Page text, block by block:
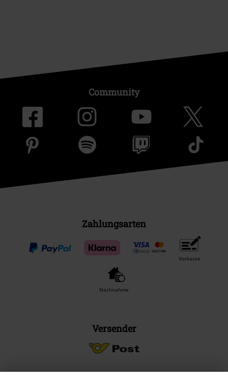
Community
Zahlungsarten
Vorkasse
Nachnahme
Versender